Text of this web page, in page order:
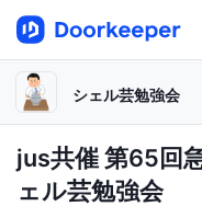
シェル芸勉強会
jus共催 第65回
ェル芸勉強会